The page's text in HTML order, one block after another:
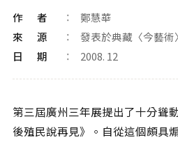
專題
索引
標籤雲
相關網站
作者
鄭慧華
來源
發表於典藏〈今藝術〉
日期
2008. 12
第三屆廣州三年展提出了十分聳
後殖民說再見》。自從這個頗具